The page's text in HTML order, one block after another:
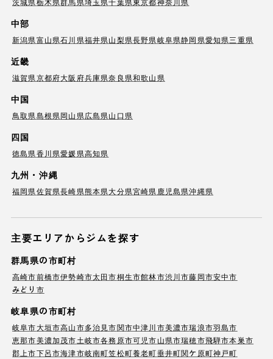
中部
新潟県富山県石川県福井県山梨県長野県岐阜県静岡県愛知県三重県
近畿
滋賀県京都府大阪府兵庫県奈良県和歌山県
中国
鳥取県島根県岡山県広島県山口県
四国
徳島県香川県愛媛県高知県
九州・沖縄
福岡県佐賀県長崎県熊本県大分県宮崎県鹿児島県沖縄県
主要エリアからジムを探す
群馬県の市町村
高崎市前橋市伊勢崎市太田市桐生市館林市渋川市藤岡市安中市
みどり市
岐阜県の市町村
岐阜市大垣市高山市多治見市関市中津川市美濃市瑞浪市羽島市
恵那市美濃加茂市土岐市各務原市可児市山県市瑞穂市飛騨市本巣市
郡上市下呂市海津市岐南町笠松町養老町垂井町関ケ原町神戸町